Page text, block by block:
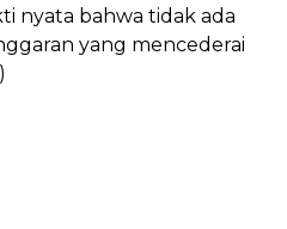
nyata bahwa tidak ada
yang mencederai